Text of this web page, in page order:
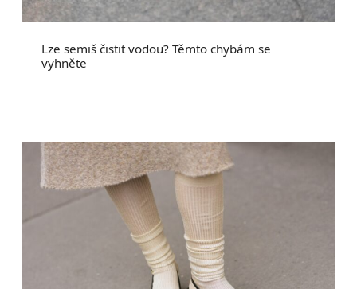
Lze semiš čistit vodou? Těmto chybám se
vyhněte